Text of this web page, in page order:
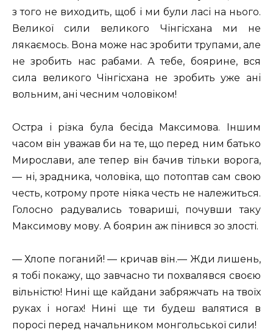
з того не виходить, щоб і ми були ласі на нього.
Великої сили великого Чінгісхана ми не
лякаємось. Вона може нас зробити трупами, але
не зробить нас рабами. А тебе, боярине, вся
сила великого Чінгісхана не зробить уже ані
вольним, ані чесним чоловіком!
Остра і різка була бесіда Максимова. Іншим
часом він уважав би на те, що перед ним батько
Мирослави, але тепер він бачив тільки ворога,
— ні, зрадника, чоловіка, що потоптав сам свою
честь, котрому проте ніяка честь не належиться.
Голосно радувались товариші, почувши таку
Максимову мову. А боярин аж пінився зо злості.
— Хлопе поганий! — кричав він.— Жди лишень,
я тобі покажу, що завчасно ти похвалявся своєю
вільністю! Нині ще кайдани забряжчать на твоїх
руках і ногах! Нині ще ти будеш валятися в
поросі перед начальником монгольської сили!